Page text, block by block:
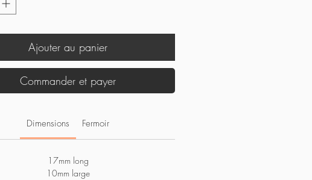
Ajouter au panier
Commander et payer
Dimensions Fermoir
17mm long
10mm large